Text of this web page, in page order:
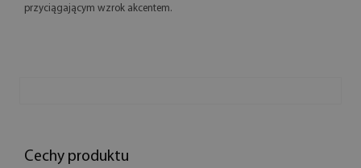
przyciągającym wzrok akcentem.
Cechy produktu